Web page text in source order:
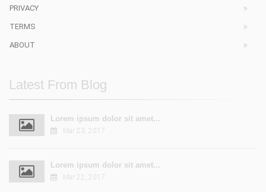
PRIVACY
TERMS
ABOUT
Latest From Blog
Lorem ipsum dolor sit amet...
Mar 23, 2017
Lorem ipsum dolor sit amet...
Mar 22, 2017